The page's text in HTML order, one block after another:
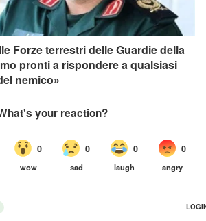
Forze terrestri delle Guardie della
pronti a rispondere a qualsiasi
nemico»